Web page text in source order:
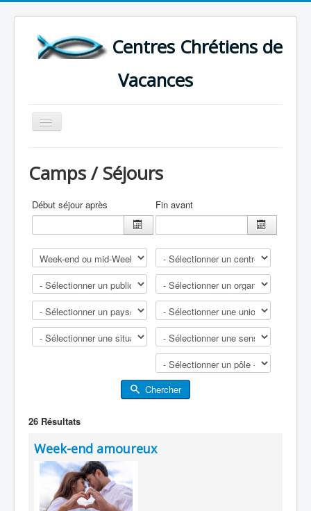
Centres Chrétiens de
Vacances
Basculer
la
CARTE DES CENTRES DE VACANCES .
LISTE DES SEJOURS DE VACANCES 2026
Camps / Séjours
Début séjour après Fin avant
Chercher
26 Résultats
Week-end amoureux